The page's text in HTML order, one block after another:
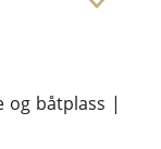
og båtplass |